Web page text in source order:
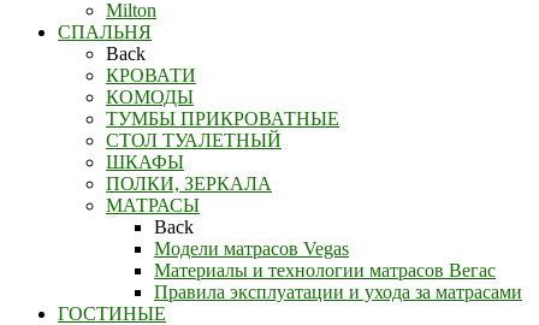
Milton
СПАЛЬНЯ
Back
КРОВАТИ
КОМОДЫ
ТУМБЫ ПРИКРОВАТНЫЕ
СТОЛ ТУАЛЕТНЫЙ
ШКАФЫ
ПОЛКИ, ЗЕРКАЛА
МАТРАСЫ
Back
Модели матрасов Vegas
Материалы и технологии матрасов Вегас
Правила эксплуатации и ухода за матрасами
ГОСТИНЫЕ